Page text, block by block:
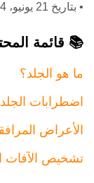
• بتاريخ 21 يونيو، 2024
📚 قائمة
ما هو الجلد؟
اضطرابات الجلد
الأعراض
تشخيص الآفات